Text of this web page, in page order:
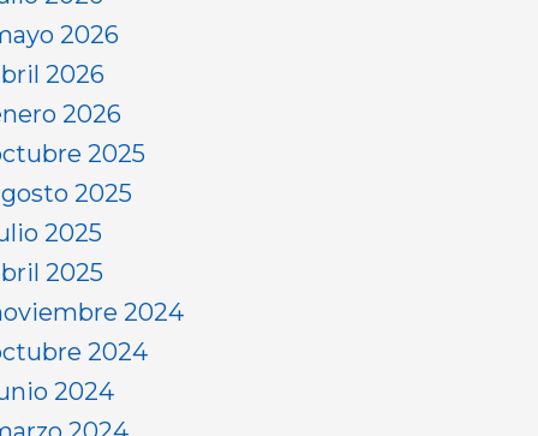
2026
2026
2026
2025
2025
2025
2025
2024
2024
2024